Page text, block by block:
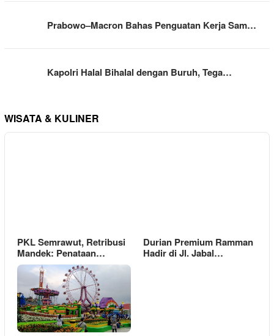
Prabowo–Macron Bahas Penguatan Kerja Sam…
Kapolri Halal Bihalal dengan Buruh, Tega…
WISATA & KULINER
PKL Semrawut, Retribusi
Mandek: Penataan…
Durian Premium Ramman
Hadir di Jl. Jabal…